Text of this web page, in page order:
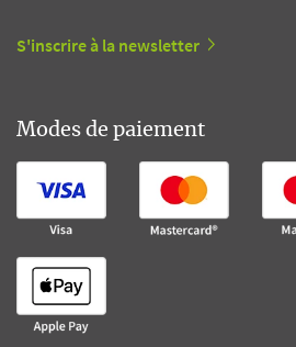
S'inscrire à la newsletter
Modes de paiement